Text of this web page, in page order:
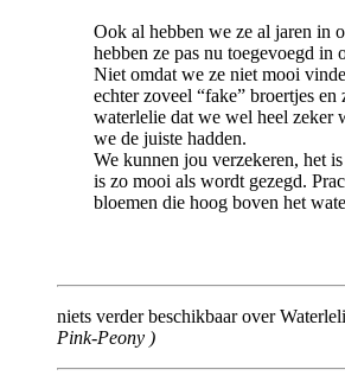
Ook al hebben we ze al jaren in
hebben ze pas nu toegevoegd in
Niet omdat we ze niet mooi
echter zoveel “fake” broertjes en
waterlelie dat we wel heel zeker
we de juiste hadden.
We kunnen jou verzekeren, het
is zo mooi als wordt gezegd.
bloemen die hoog boven het
niets verder beschikbaar over
Pink-Peony )